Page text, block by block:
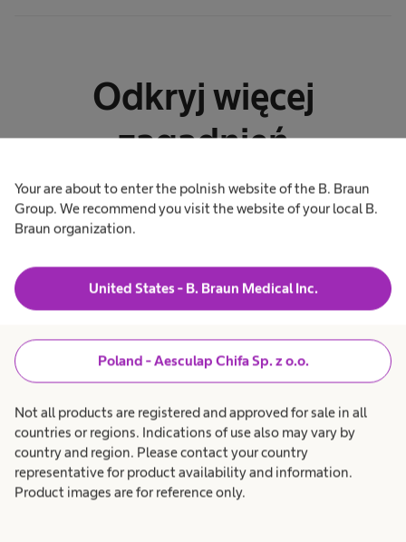
Your are about to enter the polnish website of the B. Braun
Group. We recommend you visit the website of your local B.
Braun organization.
United States - B. Braun Medical Inc.
Poland - Aesculap Chifa Sp. z o.o.
Not all products are registered and approved for sale in all
countries or regions. Indications of use also may vary by
country and region. Please contact your country
representative for product availability and information.
Product images are for reference only.
Odkryj więcej
zagadnień
dotyczących
zrównoważonego
rozwoju
Zrównoważony rozwój navigate_next
Różnorodność